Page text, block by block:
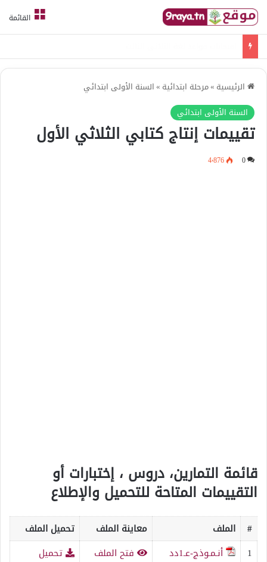
القائمة
الرئيسية »مرحلة ابتدائية »السنة الأولى ابتدائي
السنة الأولى ابتدائي
تقييمات إنتاج كتابي الثلاثي الأول
0 4٬876
قائمة التمارين، دروس ، إختبارات أو
التقييمات المتاحة للتحميل والإطلاع
# الملف معاينة الملف
تحميل الملف
1
أنـمـوذج-عـ1دد فتح الملف تحميل